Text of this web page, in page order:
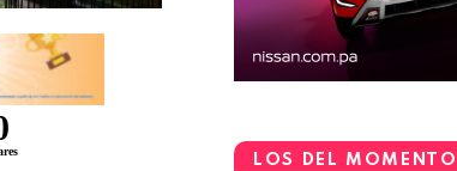
LOS DEL MOMENTO